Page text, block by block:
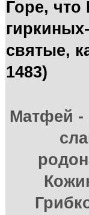
Горе,
святые,
1483)
Матфей -